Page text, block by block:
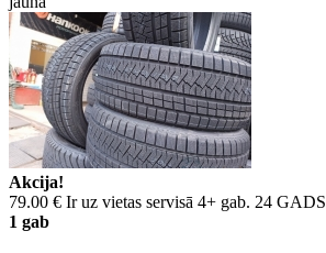
Akcija!
79.00 € Ir uz vietas servisā 4+ gab. 24 GADS
1 gab